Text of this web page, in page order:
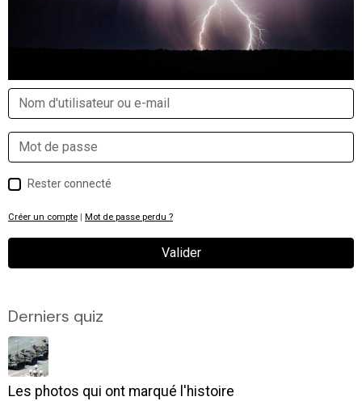
Rester connecté
Créer un compte Mot de passe perdu ?
Valider
Derniers quiz
Les photos qui ont marqué l'histoire